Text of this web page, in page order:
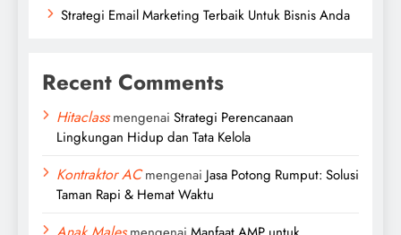
Strategi Email Marketing Terbaik Untuk Bisnis Anda
Recent Comments
Hitaclassmengenai Strategi Perencanaan
Lingkungan Hidup dan Tata Kelola
Kontraktor ACmengenai Jasa Potong Rumput: Solusi
Taman Rapi & Hemat Waktu